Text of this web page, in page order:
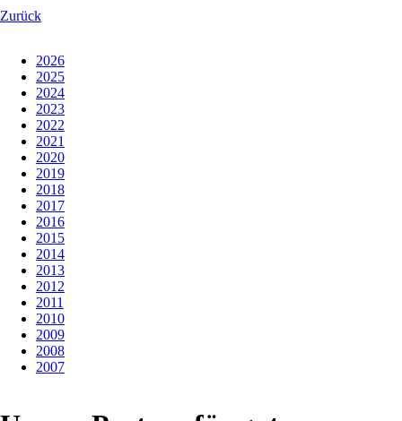
Zurück
2026
2025
2024
2023
2022
2021
2020
2019
2018
2017
2016
2015
2014
2013
2012
2011
2010
2009
2008
2007